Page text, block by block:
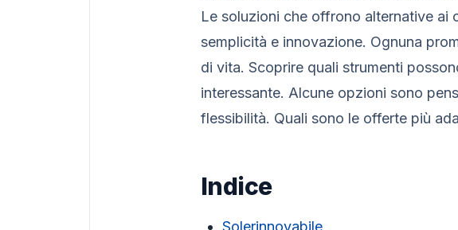
Le soluzioni che offrono alternative
semplicità e innovazione. Ognuna
di vita. Scoprire quali strumenti
interessante. Alcune opzioni sono
flessibilità. Quali sono le offerte più
Indice
Solerinnovabile